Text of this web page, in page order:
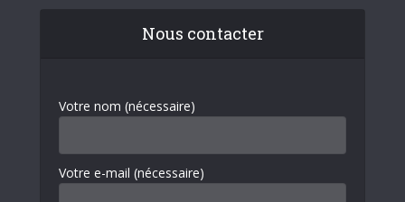
Nous contacter
Votre nom (nécessaire)
Votre e-mail (nécessaire)